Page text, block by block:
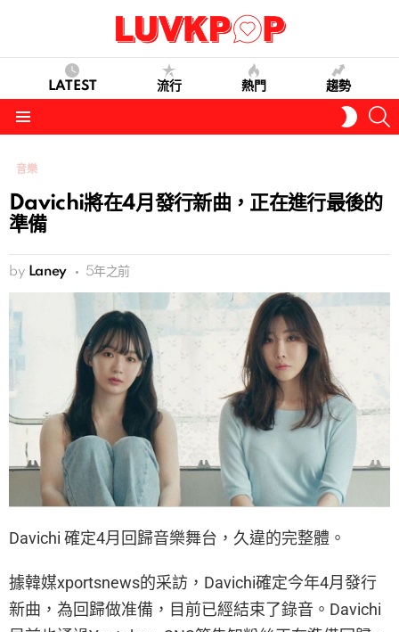
LATEST 流行 熱門 趨勢
SKIN
音樂
Davichi將在4月發行新曲，正在進行最後的
準備
by Laney 5年之前
Davichi 確定4月回歸音樂舞台，久違的完整體。
據韓媒xportsnews的采訪，Davichi確定今年4月發行
新曲，為回歸做准備，目前已經結束了錄音。Davichi